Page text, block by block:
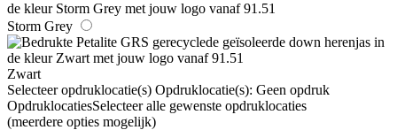
Storm Grey
Zwart
Selecteer opdruklocatie(s) Opdruklocatie(s): Geen opdruk
OpdruklocatiesSelecteer alle gewenste opdruklocaties
(meerdere opties mogelijk)